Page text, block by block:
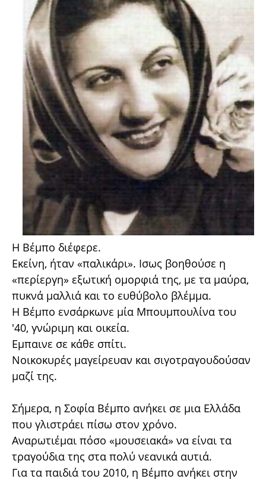
Η Βέμπο διέφερε.
Εκείνη, ήταν «παλικάρι». Ισως βοηθούσε η
«περίεργη» εξωτική ομορφιά της, με τα μαύρα,
πυκνά μαλλιά και το ευθύβολο βλέμμα.
Η Βέμπο ενσάρκωνε μία Μπουμπουλίνα του
'40, γνώριμη και οικεία.
Εμπαινε σε κάθε σπίτι.
Νοικοκυρές μαγείρευαν και σιγοτραγουδούσαν
μαζί της.
Σήμερα, η Σοφία Βέμπο ανήκει σε μια Ελλάδα
που γλιστράει πίσω στον χρόνο.
Αναρωτιέμαι πόσο «μουσειακά» να είναι τα
τραγούδια της στα πολύ νεανικά αυτιά.
Για τα παιδιά του 2010, η Βέμπο ανήκει στην